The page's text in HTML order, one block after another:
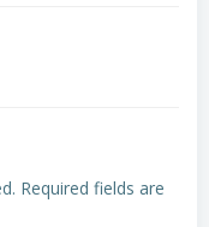
Required fields are